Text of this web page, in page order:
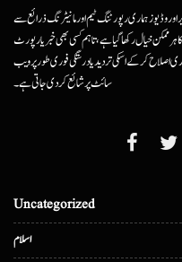
وڈیوز ہماری رپورٹنگ ٹیم اور مانیٹرنگ ذرائع سے
خیال رکھا گیا ہے، تاہم کسی بھی خبر یا رپورٹ
اصلاح کرکے اسکی تردید یا درستگی فوری طور پر ویب
سائٹ پر شائع کردی جاتی ہے۔
Uncategorized
اسلام